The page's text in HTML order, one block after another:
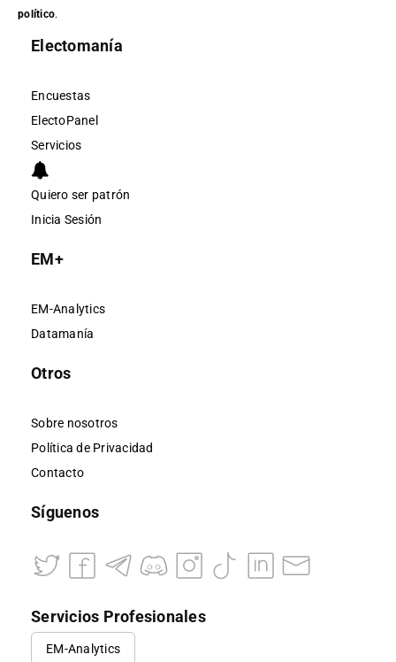
político.
Electomanía
Encuestas
ElectoPanel
Servicios
Quiero ser patrón
Inicia Sesión
EM+
EM-Analytics
Datamanía
Otros
Sobre nosotros
Política de Privacidad
Contacto
Síguenos
Servicios Profesionales
EM-Analytics